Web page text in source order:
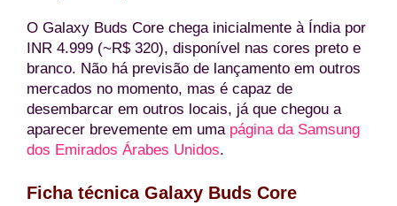
O Galaxy Buds Core chega inicialmente à Índia por
INR 4.999 (~R$ 320), disponível nas cores preto e
branco. Não há previsão de lançamento em outros
mercados no momento, mas é capaz de
desembarcar em outros locais, já que chegou a
aparecer brevemente em uma página da Samsung
dos Emirados Árabes Unidos.
Ficha técnica Galaxy Buds Core